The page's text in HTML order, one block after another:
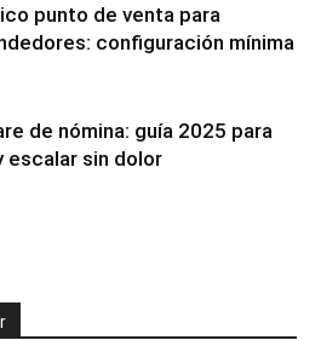
punto de venta para
configuración mínima
de nómina: guía 2025 para
escalar sin dolor